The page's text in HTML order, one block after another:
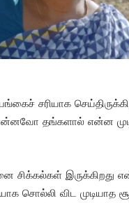
சரியாக
தங்களால் என்ன
சிக்கல்கள் இருக்கிறது
சொல்லி விட முடியாத